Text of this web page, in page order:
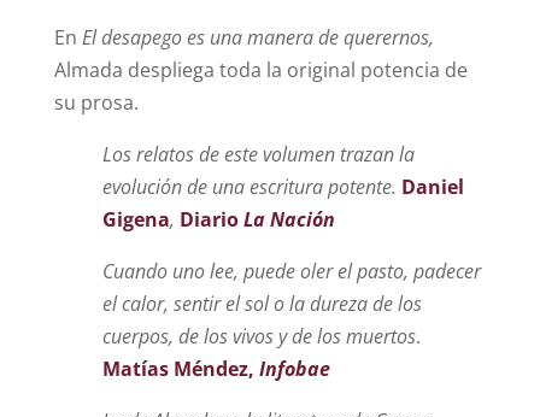
En El desapego es una manera de querernos,
Almada despliega toda la original potencia de
su prosa.
Los relatos de este volumen trazan la
evolución de una escritura potente. Daniel
Gigena, DiarioLa Nación
Cuando uno lee, puede oler el pasto, padecer
el calor, sentir el sol o la dureza de los
cuerpos, de los vivos y de los muertos.
Matías Méndez, Infobae